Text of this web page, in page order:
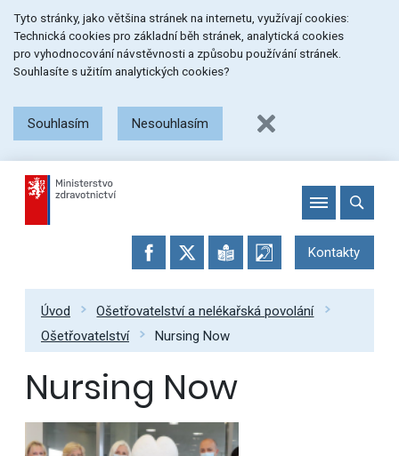
na
menu
na
obsah
na
patičku
stránky
Tyto stránky, jako většina stránek na internetu, využívají cookies:
Technická cookies pro základní běh stránek, analytická cookies
pro vyhodnocování návstěvnosti a způsobu používání stránek.
Souhlasíte s užitím analytických cookies?
Souhlasím Nesouhlasím
Kontakty
Úvod
Ošetřovatelství a nelékařská povolání
Ošetřovatelství
Nursing Now
Nursing Now